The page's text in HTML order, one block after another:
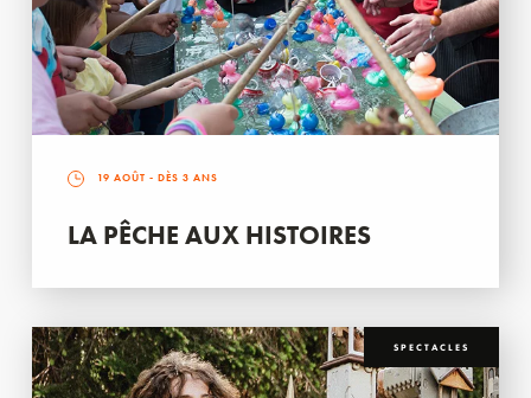
19 AOÛT - DÈS 3 ANS
LA PÊCHE AUX HISTOIRES
SPECTACLES